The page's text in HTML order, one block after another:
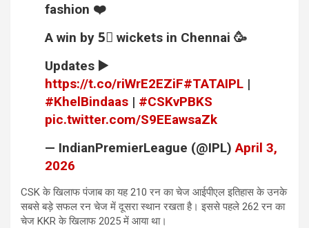
fashion ❤️
A win by 5⃣ wickets in Chennai 🥳
Updates ▶️
https://t.co/riWrE2EZiF#TATAIPL |
#KhelBindaas | #CSKvPBKS
pic.twitter.com/S9EEawsaZk
— IndianPremierLeague (@IPL)April 3,
2026
CSK के खिलाफ पंजाब का यह 210 रन का चेज आईपीएल इतिहास के उनके
सबसे बड़े सफल रन चेज में दूसरा स्थान रखता है। इससे पहले 262 रन का
चेज KKR के खिलाफ 2025 में आया था।